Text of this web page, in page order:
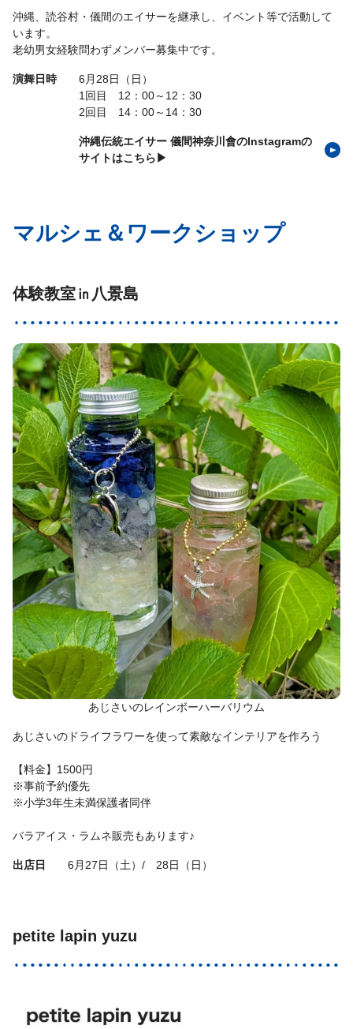
沖縄、読谷村・儀間のエイサーを継承し、イベント等で活動して
います。
老幼男女経験問わずメンバー募集中です。
演舞日時
6月28日（日）
1回目 12：00～12：30
2回目 14：00～14：30
沖縄伝統エイサー 儀間神奈川會のInstagramの
サイトはこちら▶
マルシェ＆ワークショップ
体験教室㏌八景島
あじさいのレインボーハーバリウム
あじさいのドライフラワーを使って素敵なインテリアを作ろう
【料金】1500円
※事前予約優先
※小学3年生未満保護者同伴
バラアイス・ラムネ販売もあります♪
出店日 6月27日（土）/ 28日（日）
petite lapin yuzu